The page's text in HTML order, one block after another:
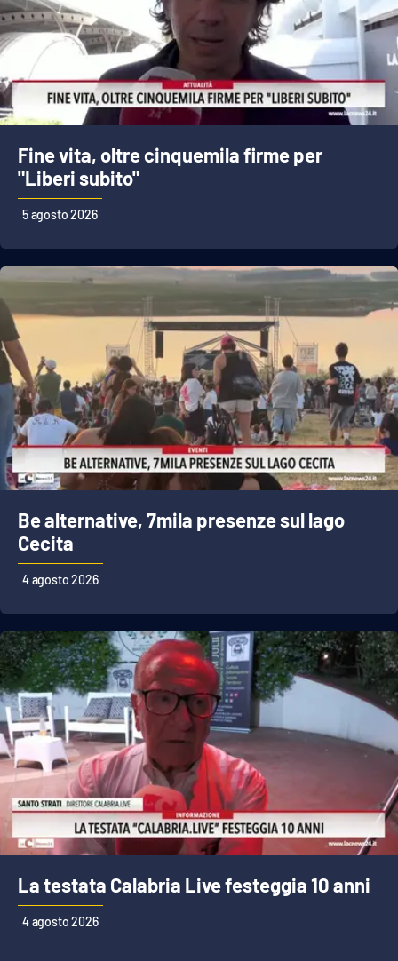
Reggio Calabria
Cosenza
Lamezia Terme
PROGETTI
SPECIALI
Buona Sanità Calabria
LA
CALABRIAVISIONE
Destinazioni
Eventi
Food
Storie
LAC
NETWORK
Lacplay.it
Lactv.it
Laconair.it
Lacitymag.it
Lacapitalenews.it
Ilreggino.it
Cosenzachannel.it
Ilvibonese.it
Catanzarochannel.it
Fine vita, oltre cinquemila firme per
"Liberi subito"
5 agosto 2026
Be alternative, 7mila presenze sul lago
Cecita
4 agosto 2026
La testata Calabria Live festeggia 10 anni
4 agosto 2026